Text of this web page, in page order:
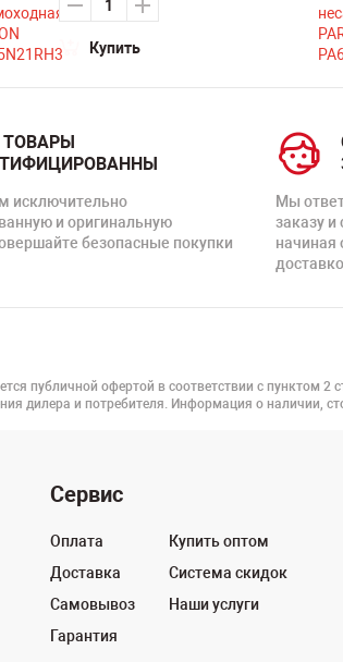
Купить
ТОВАРЫ
исключительно
и оригинальную
безопасные покупки
Мы
заказу и
начиная
публичной офертой в соответствии с пунктом
дилера и потребителя. Информация о наличии,
Сервис
Оплата
Доставка
Самовывоз
Гарантия
Купить оптом
Система скидок
Наши услуги